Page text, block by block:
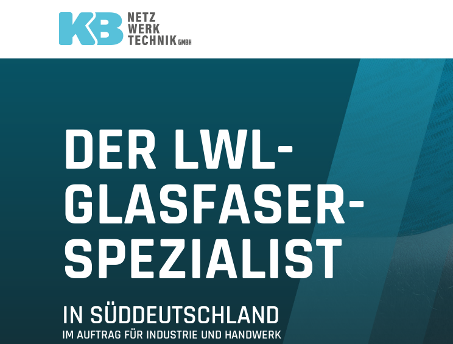
DER LWL-
GLASFASER-
SPEZIALIST
IN SÜDDEUTSCHLAND
IM AUFTRAG FÜR INDUSTRIE UND HANDWERK